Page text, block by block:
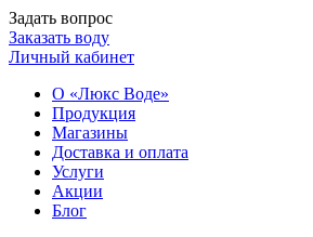
Задать вопрос
Заказать воду
Личный кабинет
О «Люкс Воде»
Продукция
Магазины
Доставка и оплата
Услуги
Акции
Блог